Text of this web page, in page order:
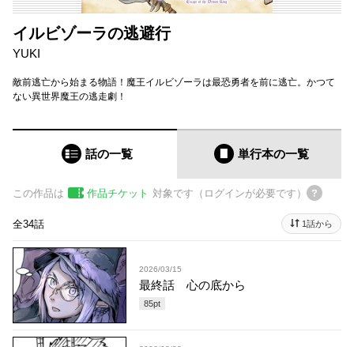
イルビゾーラの逃避行
YUKI
敵前逃亡から始まる物語！魔王イルビゾーラは最恐勇者を前に逃亡。かつて
ない異世界魔王の逃走劇！
話の一覧 単行本の一覧
この作品は 作品チケット 対象です（ログインが必要です）
全34話 1話から
2026/03/15
最終話 心の底から
85pt